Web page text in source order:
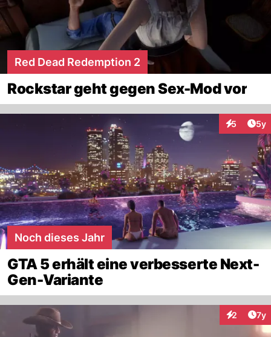
Red Dead Redemption 2
Rockstar geht gegen Sex-Mod vor
5 5y
Noch dieses Jahr
GTA 5 erhält eine verbesserte Next-
Gen-Variante
2 7y